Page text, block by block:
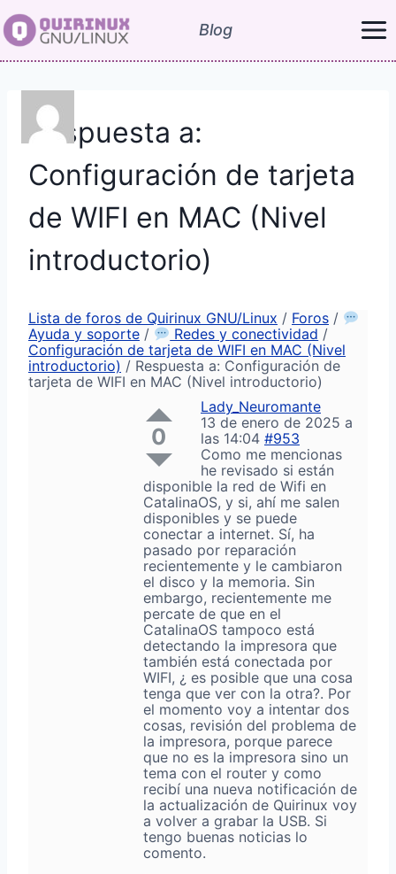
Saltar
al
Blog
Respuesta a:
Configuración de tarjeta
de WIFI en MAC (Nivel
introductorio)
Lista de foros de Quirinux GNU/Linux / Foros /
Ayuda y soporte / Redes y conectividad /
Configuración de tarjeta de WIFI en MAC (Nivel
introductorio) / Respuesta a: Configuración de
tarjeta de WIFI en MAC (Nivel introductorio)
0
Lady_Neuromante
13 de enero de 2025 a
las 14:04 #953
Como me mencionas
he revisado si están
disponible la red de Wifi en
CatalinaOS, y si, ahí me salen
disponibles y se puede
conectar a internet. Sí, ha
pasado por reparación
recientemente y le cambiaron
el disco y la memoria. Sin
embargo, recientemente me
percate de que en el
CatalinaOS tampoco está
detectando la impresora que
también está conectada por
WIFI, ¿ es posible que una cosa
tenga que ver con la otra?. Por
el momento voy a intentar dos
cosas, revisión del problema de
la impresora, porque parece
que no es la impresora sino un
tema con el router y como
recibí una nueva notificación de
la actualización de Quirinux voy
a volver a grabar la USB. Si
tengo buenas noticias lo
comento.